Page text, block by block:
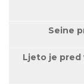
Seine
Ljeto je pred